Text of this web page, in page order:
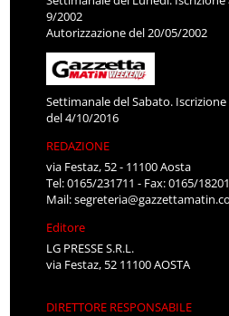
9/2002
Autorizzazione del 20/05/2002
Settimanale del Sabato.
del 4/10/2016
REDAZIONE
via Festaz, 52 - 11100 Aosta
Tel: 0165/231711 - Fax: 0165/
Mail:
Editore
LG PRESSE S.R.L.
via Festaz, 52 11100 AOSTA
DIRETTORE RESPONSABILE